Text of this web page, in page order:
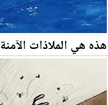
هذه هي الملاذات الآمنة